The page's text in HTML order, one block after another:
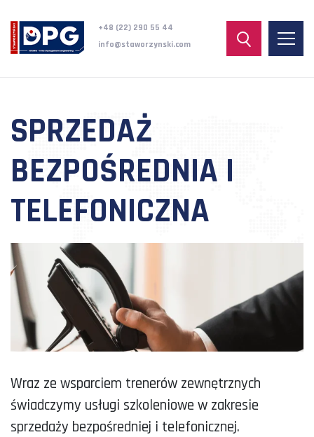
+48 (22) 290 55 44
info@staworzynski.com
SPRZEDAŻ
BEZPOŚREDNIA I
TELEFONICZNA
Wraz ze wsparciem trenerów zewnętrznych
świadczymy usługi szkoleniowe w zakresie
sprzedaży bezpośredniej i telefonicznej.